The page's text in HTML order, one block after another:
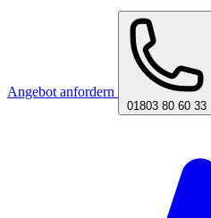
Angebot anfordern
01803 80 60 33